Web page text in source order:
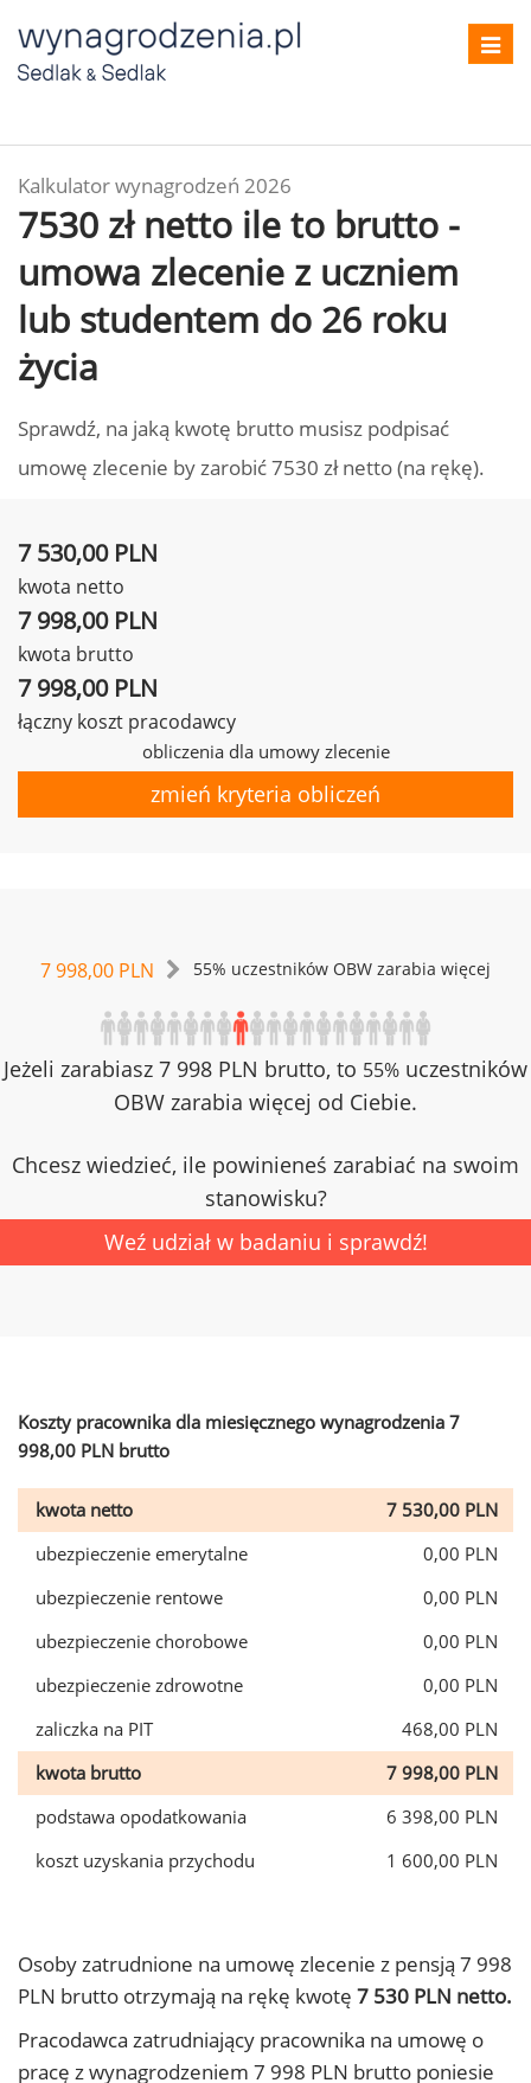
Kalkulator wynagrodzeń 2026
7530 zł netto ile to brutto -
umowa zlecenie z uczniem
lub studentem do 26 roku
życia
Sprawdź, na jaką kwotę brutto musisz podpisać
umowę zlecenie by zarobić 7530 zł netto (na rękę).
7 530,00 PLN
kwota netto
7 998,00 PLN
kwota brutto
7 998,00 PLN
łączny koszt pracodawcy
obliczenia dla umowy zlecenie
zmień kryteria obliczeń
7 998,00 PLN 55% uczestników OBW zarabia więcej
Jeżeli zarabiasz 7 998 PLN brutto, to 55% uczestników
OBW zarabia więcej od Ciebie.
Chcesz wiedzieć, ile powinieneś zarabiać na swoim
stanowisku?
Weź udział w badaniu i sprawdź!
Koszty pracownika dla miesięcznego wynagrodzenia 7
998,00 PLN brutto
kwota netto
7 530,00 PLN
ubezpieczenie emerytalne
0,00 PLN
ubezpieczenie rentowe
0,00 PLN
ubezpieczenie chorobowe
0,00 PLN
ubezpieczenie zdrowotne
0,00 PLN
zaliczka na PIT
468,00 PLN
kwota brutto
7 998,00 PLN
podstawa opodatkowania
6 398,00 PLN
koszt uzyskania przychodu
1 600,00 PLN
Osoby zatrudnione na umowę zlecenie z pensją 7 998
PLN brutto otrzymają na rękę kwotę 7 530 PLN netto.
Pracodawca zatrudniający pracownika na umowę o
pracę z wynagrodzeniem 7 998 PLN brutto poniesie